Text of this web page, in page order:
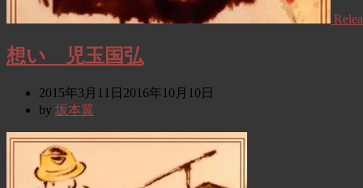
想い 児玉国弘
2015年3月11日 2016年10月10日
by 坂本翼